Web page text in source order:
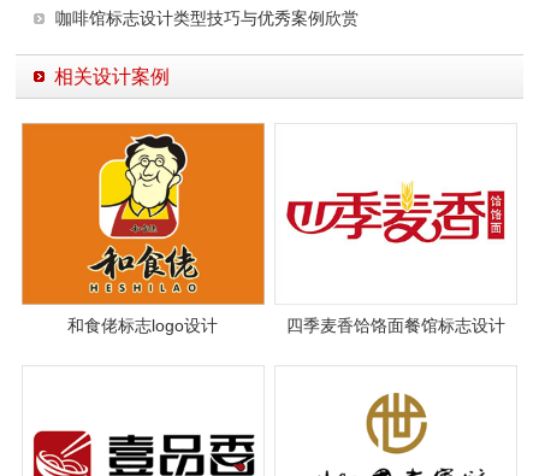
咖啡馆标志设计类型技巧与优秀案例欣赏
相关设计案例
和食佬标志logo设计 四季麦香饸饹面餐馆标志设计